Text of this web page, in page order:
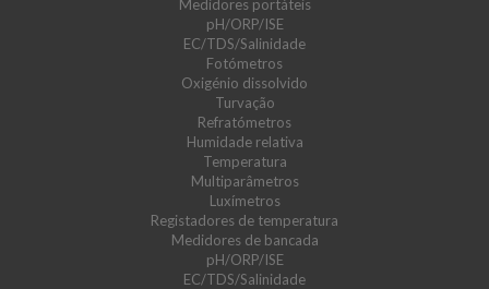
Medidores portáteis
pH/ORP/ISE
EC/TDS/Salinidade
Fotómetros
Oxigénio dissolvido
Turvação
Refratómetros
Humidade relativa
Temperatura
Multiparâmetros
Luxímetros
Registadores de temperatura
Medidores de bancada
pH/ORP/ISE
EC/TDS/Salinidade